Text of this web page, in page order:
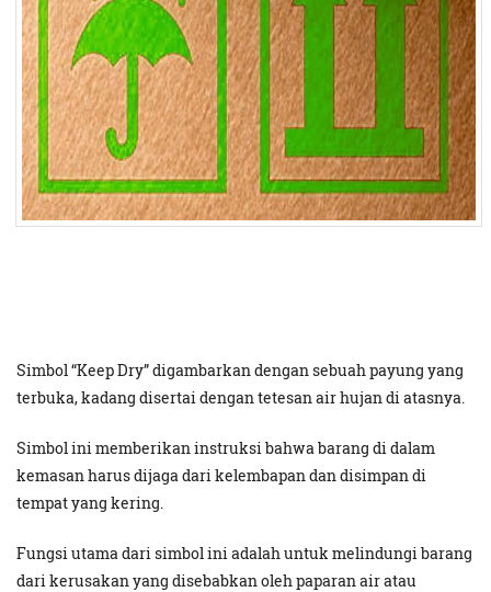
Simbol “Keep Dry” digambarkan dengan sebuah payung yang
terbuka, kadang disertai dengan tetesan air hujan di atasnya.
Simbol ini memberikan instruksi bahwa barang di dalam
kemasan harus dijaga dari kelembapan dan disimpan di
tempat yang kering.
Fungsi utama dari simbol ini adalah untuk melindungi barang
dari kerusakan yang disebabkan oleh paparan air atau